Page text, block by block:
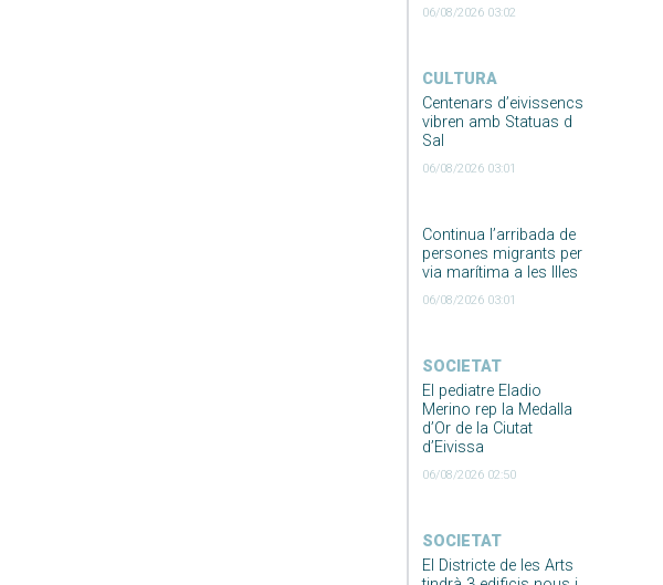
06/08/2026 03:02
CULTURA
Centenars d’eivissencs
vibren amb Statuas d
Sal
06/08/2026 03:01
Continua l’arribada de
persones migrants per
via marítima a les Illes
06/08/2026 03:01
SOCIETAT
El pediatre Eladio
Merino rep la Medalla
d’Or de la Ciutat
d’Eivissa
06/08/2026 02:50
SOCIETAT
El Districte de les Arts